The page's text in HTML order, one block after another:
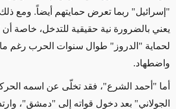
"إسرائيل" ربما تعرض حمايتهم أيضاً. ومع
يعني بالضرورة نية حقيقية للتدخل، خاصة
لحماية "الدروز" طوال سنوات الحرب رغم
واضطهاد.
أما "أحمد الشرع"، فقد تخلّى عن اسمه
الجولاني" بعد دخول قواته إلى "دمشق"،